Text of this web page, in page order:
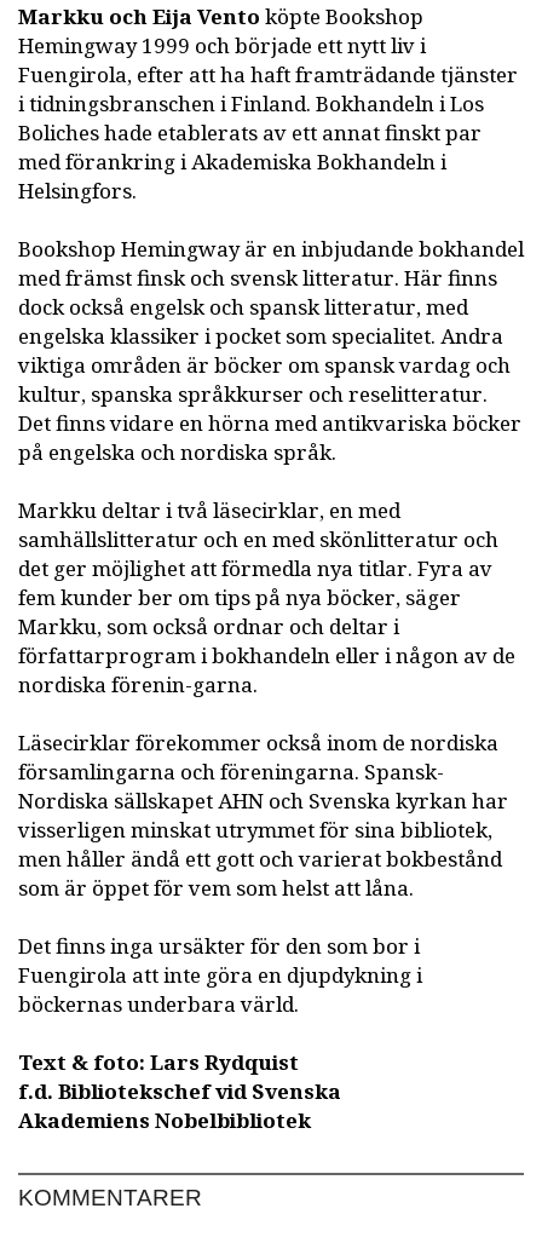
Markku och Eija Vento köpte Bookshop
Hemingway 1999 och började ett nytt liv i
Fuengirola, efter att ha haft framträdande tjänster
i tidningsbranschen i Finland. Bokhandeln i Los
Boliches hade etablerats av ett annat finskt par
med förankring i Akademiska Bokhandeln i
Helsingfors.
Bookshop Hemingway är en inbjudande bokhandel
med främst finsk och svensk litteratur. Här finns
dock också engelsk och spansk litteratur, med
engelska klassiker i pocket som specialitet. Andra
viktiga områden är böcker om spansk vardag och
kultur, spanska språkkurser och reselitteratur.
Det finns vidare en hörna med antikvariska böcker
på engelska och nordiska språk.
Markku deltar i två läsecirklar, en med
samhällslitteratur och en med skönlitteratur och
det ger möjlighet att förmedla nya titlar. Fyra av
fem kunder ber om tips på nya böcker, säger
Markku, som också ordnar och deltar i
författarprogram i bokhandeln eller i någon av de
nordiska förenin-garna.
Läsecirklar förekommer också inom de nordiska
församlingarna och föreningarna. Spansk-
Nordiska sällskapet AHN och Svenska kyrkan har
visserligen minskat utrymmet för sina bibliotek,
men håller ändå ett gott och varierat bokbestånd
som är öppet för vem som helst att låna.
Det finns inga ursäkter för den som bor i
Fuengirola att inte göra en djupdykning i
böckernas underbara värld.
Text & foto: Lars Rydquist
f.d. Bibliotekschef vid Svenska
Akademiens Nobelbibliotek
KOMMENTARER